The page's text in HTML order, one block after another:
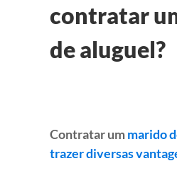
contratar
de aluguel?
Contratar ummarido
trazer diversas